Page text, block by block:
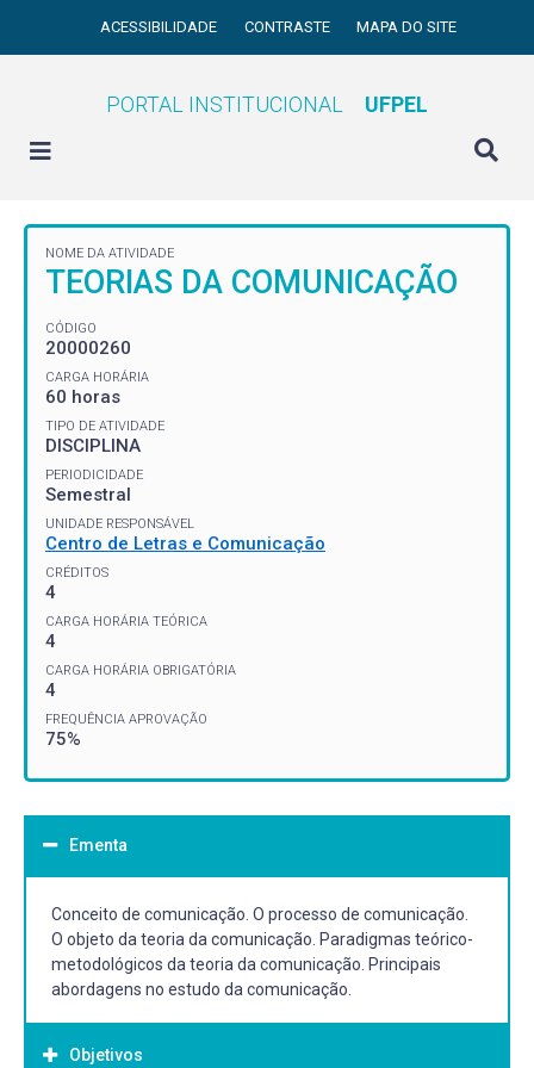
ACESSIBILIDADE CONTRASTE MAPA DO SITE
PORTAL INSTITUCIONAL UFPEL
NOME DA ATIVIDADE
TEORIAS DA COMUNICAÇÃO
CÓDIGO
20000260
CARGA HORÁRIA
60 horas
TIPO DE ATIVIDADE
DISCIPLINA
PERIODICIDADE
Semestral
UNIDADE RESPONSÁVEL
Centro de Letras e Comunicação
CRÉDITOS
4
CARGA HORÁRIA TEÓRICA
4
CARGA HORÁRIA OBRIGATÓRIA
4
FREQUÊNCIA APROVAÇÃO
75%
Ementa
Conceito de comunicação. O processo de comunicação.
O objeto da teoria da comunicação. Paradigmas teórico-
metodológicos da teoria da comunicação. Principais
abordagens no estudo da comunicação.
Objetivos